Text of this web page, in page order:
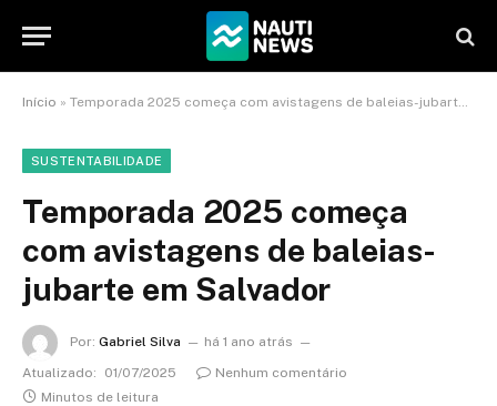
Início » Temporada 2025 começa com avistagens de baleias-jubarte em Salvador
SUSTENTABILIDADE
Temporada 2025 começa
com avistagens de baleias-
jubarte em Salvador
Por: Gabriel Silva
há 1 ano atrás
Atualizado:
01/07/2025
Nenhum comentário
Minutos de leitura